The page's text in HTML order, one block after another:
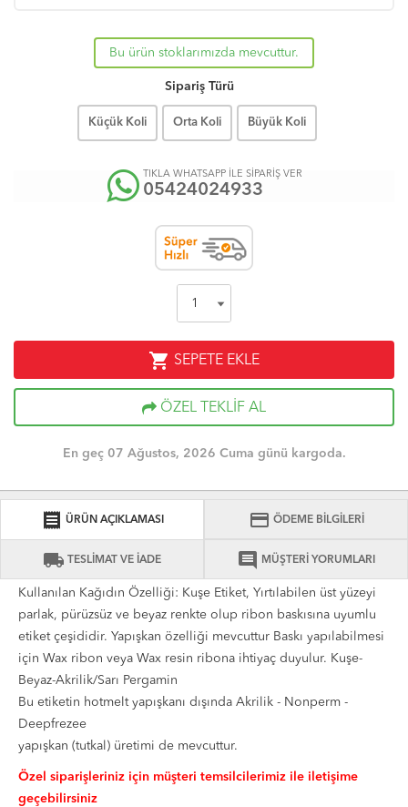
Bu ürün stoklarımızda mevcuttur.
Sipariş Türü
Küçük Koli Orta Koli Büyük Koli
TIKLA WHATSAPP İLE SİPARİŞ VER
05424024933
shopping_cart SEPETE EKLE
ÖZEL TEKLİF AL
En geç 07 Ağustos, 2026 Cuma günü kargoda.
receipt ÜRÜN AÇIKLAMASI credit_card ÖDEME BİLGİLERİ
local_shipping TESLİMAT VE İADE comment MÜŞTERİ YORUMLARI
Kullanılan Kağıdın Özelliği: Kuşe Etiket, Yırtılabilen üst yüzeyi
parlak, pürüzsüz ve beyaz renkte olup ribon baskısına uyumlu
etiket çeşididir. Yapışkan özelliği mevcuttur Baskı yapılabilmesi
için Wax ribon veya Wax resin ribona ihtiyaç duyulur. Kuşe-
Beyaz-Akrilik/Sarı Pergamin
Bu etiketin hotmelt yapışkanı dışında Akrilik - Nonperm -
Deepfrezee
yapışkan (tutkal) üretimi de mevcuttur.
Özel siparişleriniz için müşteri temsilcilerimiz ile iletişime
geçebilirsiniz